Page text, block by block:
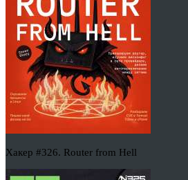
Хакер #326. Router from Hell